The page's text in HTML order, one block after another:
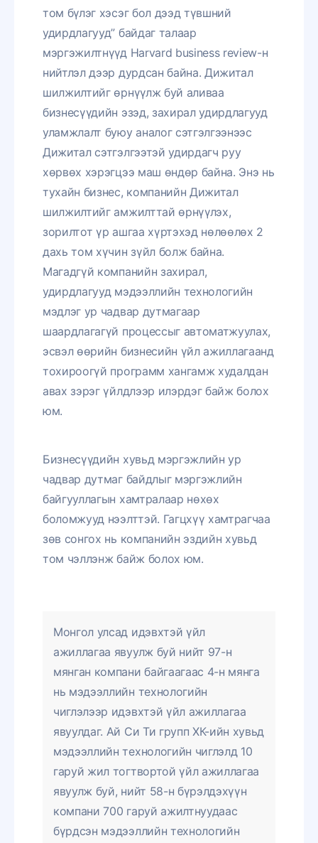
том бүлэг хэсэг бол дээд түвшний
удирдлагууд” байдаг талаар
мэргэжилтнүүд Harvard business review-н
нийтлэл дээр дурдсан байна. Дижитал
шилжилтийг өрнүүлж буй аливаа
бизнесүүдийн эзэд, захирал удирдлагууд
уламжлалт буюу аналог сэтгэлгээнээс
Дижитал сэтгэлгээтэй удирдагч руу
хөрвөх хэрэгцээ маш өндөр байна. Энэ нь
тухайн бизнес, компанийн Дижитал
шилжилтийг амжилттай өрнүүлэх,
зорилтот үр ашгаа хүртэхэд нөлөөлөх 2
дахь том хүчин зүйл болж байна.
Магадгүй компанийн захирал,
удирдлагууд мэдээллийн технологийн
мэдлэг ур чадвар дутмагаар
шаардлагагүй процессыг автоматжуулах,
эсвэл өөрийн бизнесийн үйл ажиллагаанд
тохироогүй программ хангамж худалдан
авах зэрэг үйлдлээр илэрдэг байж болох
юм.
Бизнесүүдийн хувьд мэргэжлийн ур
чадвар дутмаг байдлыг мэргэжлийн
байгууллагын хамтралаар нөхөх
боломжууд нээлттэй. Гагцхүү хамтрагчаа
зөв сонгох нь компанийн эздийн хувьд
том чэллэнж байж болох юм.
Монгол улсад идэвхтэй үйл
ажиллагаа явуулж буй нийт 97-н
мянган компани байгаагаас 4-н мянга
нь мэдээллийн технологийн
чиглэлээр идэвхтэй үйл ажиллагаа
явуулдаг. Ай Си Ти групп ХК-ийн хувьд
мэдээллийн технологийн чиглэлд 10
гаруй жил тогтвортой үйл ажиллагаа
явуулж буй, нийт 58-н бүрэлдэхүүн
компани 700 гаруй ажилтнуудаас
бүрдсэн мэдээллийн технологийн